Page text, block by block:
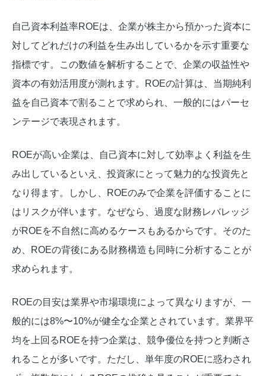
自己資本利益率ROEは、企業が株主から預かった資本に
対してどれだけの利益を生み出しているかを示す重要な
指標です。この数値を解析することで、企業の収益性や
資本の有効活用度が測れます。ROEの計算は、当期純利
益を自己資本で割ることで求められ、一般的にはパーセ
ンテージで表現されます。
ROEが高い企業は、自己資本に対して効率よく利益を生
み出しているといえ、投資家にとって魅力的な投資先と
なり得ます。しかし、ROEのみで企業を評価することに
はリスクが伴います。なぜなら、過度な財務レバレッジ
がROEを不自然に高めるケースもあるからです。そのた
め、ROEの背後にある財務構造も同時に分析することが
求められます。
ROEの目安は業界や市場環境によって異なりますが、一
般的には8%〜10%が健全な企業とされています。業界平
均を上回るROEを持つ企業は、競争優位を持つと判断さ
れることが多いです。ただし、単年度のROEに惑わされ